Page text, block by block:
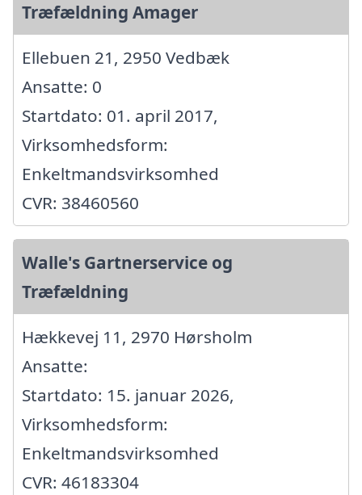
Træfældning Amager
Ellebuen 21, 2950 Vedbæk
Ansatte: 0
Startdato: 01. april 2017,
Virksomhedsform:
Enkeltmandsvirksomhed
CVR: 38460560
Walle's Gartnerservice og
Træfældning
Hækkevej 11, 2970 Hørsholm
Ansatte:
Startdato: 15. januar 2026,
Virksomhedsform:
Enkeltmandsvirksomhed
CVR: 46183304